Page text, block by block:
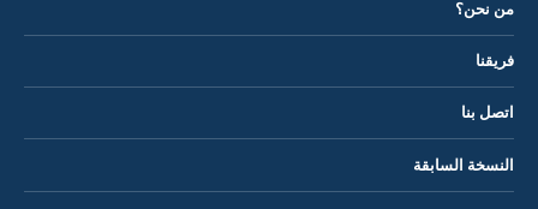
من نحن؟
فريقنا
اتصل بنا
النسخة السابقة